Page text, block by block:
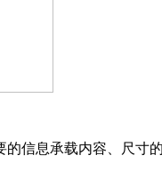
信息承载内容、尺